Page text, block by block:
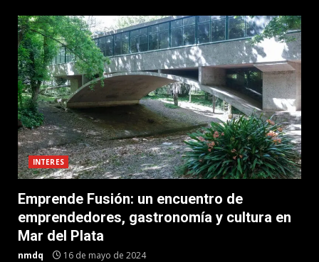
INTERES
Emprende Fusión: un encuentro de
emprendedores, gastronomía y cultura en
Mar del Plata
nmdq 16 de mayo de 2024